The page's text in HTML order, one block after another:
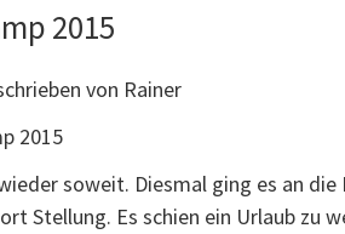
2015
von Rainer
soweit. Diesmal ging es an
Stellung. Es schien ein Urlaub zu